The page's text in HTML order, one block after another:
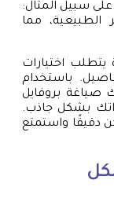
سبيل المثال:
الطبيعية، مما
يتطلب اختيارات
باستخدام
صياغة بروفايل
بشكل جاذب.
دقيقًا واستمتع